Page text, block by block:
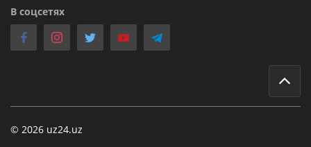
В соцсетях
© 2026 uz24.uz